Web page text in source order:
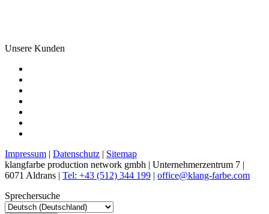
Unsere Kunden
Impressum | Datenschutz | Sitemap
klangfarbe production network gmbh | Unternehmerzentrum 7 |
6071 Aldrans | Tel: +43 (512) 344 199 | office@klang-farbe.com
Sprechersuche